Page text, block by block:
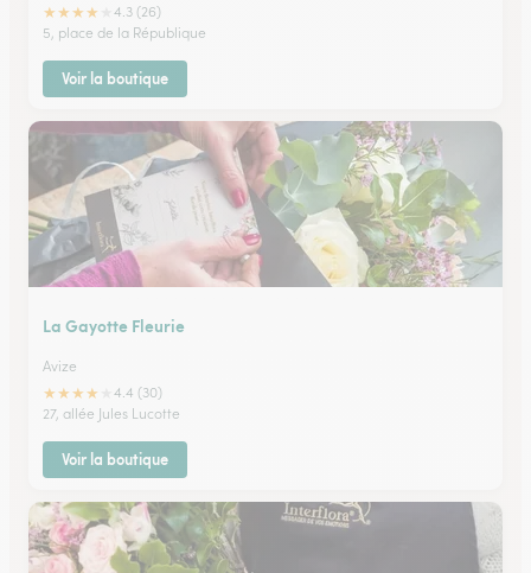
★★★★
4.3 (26)
5, place de la République
Voir la boutique
La Gayotte Fleurie
Avize
★★★★
4.4 (30)
27, allée Jules Lucotte
Voir la boutique